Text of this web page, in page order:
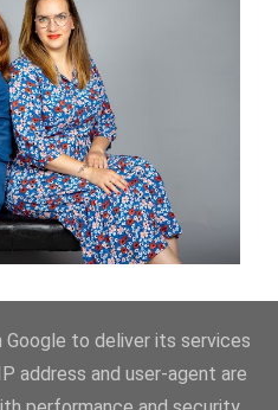
to deliver its services
address and user-agent are